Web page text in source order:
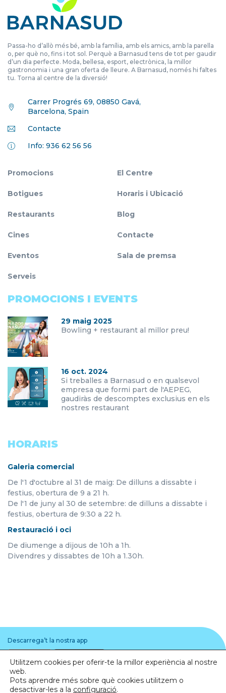
Passa-ho d’allò més bé, amb la família, amb els amics, amb la parella
o, per què no, fins i tot sol. Perquè a Barnasud tens de tot per gaudir
d’un dia perfecte. Moda, bellesa, esport, electrònica, la millor
gastronomia i una gran oferta de lleure. A Barnasud, només hi faltes
tu. Torna al centre de la diversió!
Carrer Progrés 69, 08850 Gavá,
Barcelona, Spain
Contacte
Info: 936 62 56 56
Promocions
Botigues
Restaurants
Cines
Eventos
Serveis
El Centre
Horaris i Ubicació
Blog
Contacte
Sala de premsa
PROMOCIONS I EVENTS
29 maig 2025
Bowling + restaurant al millor preu!
16 oct. 2024
Si treballes a Barnasud o en qualsevol
empresa que formi part de l'AEPEG,
gaudiràs de descomptes exclusius en els
nostres restaurant
HORARIS
Galeria comercial
De l'1 d'octubre al 31 de maig: De dilluns a dissabte i
festius, obertura de 9 a 21 h.
De l'1 de juny al 30 de setembre: de dilluns a dissabte i
festius, obertura de 9:30 a 22 h.
Restauració i oci
De diumenge a dijous de 10h a 1h.
Divendres y dissabtes de 10h a 1.30h.
Descarrega’t la nostra app
Utilitzem cookies per oferir-te la millor experiència al nostre
web.
Pots aprendre més sobre què cookies utilitzem o
desactivar-les a la configuració.